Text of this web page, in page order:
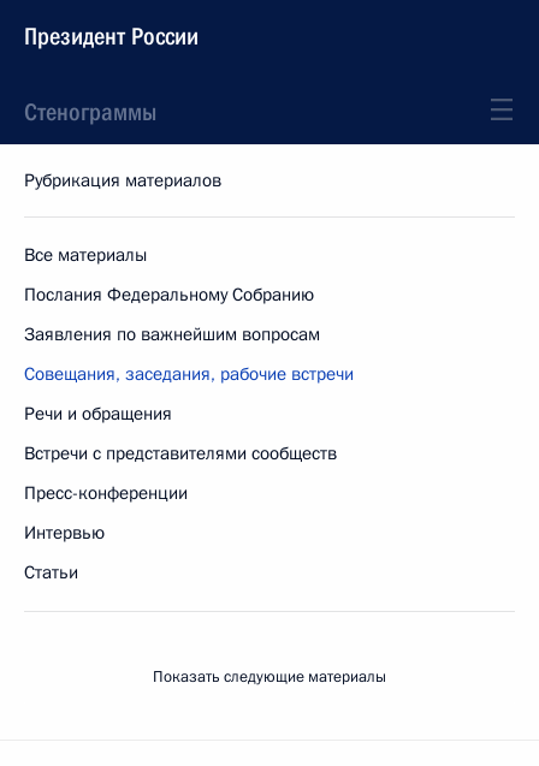
Президент России
Стенограммы
Рубрикация материалов
Все материалы
Послания Федеральному Собранию
Заявления по важнейшим вопросам
Совещания, заседания, рабочие встречи
Речи и обращения
Встречи с представителями сообществ
Пресс-конференции
Интервью
Статьи
Показать следующие материалы